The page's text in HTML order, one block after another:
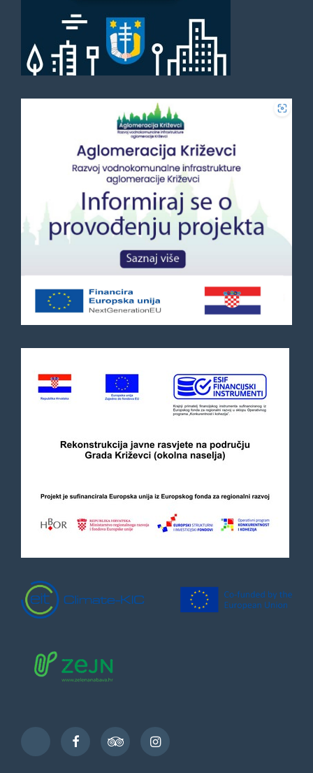
TikTok
FacebookTripAdvisorInstagram